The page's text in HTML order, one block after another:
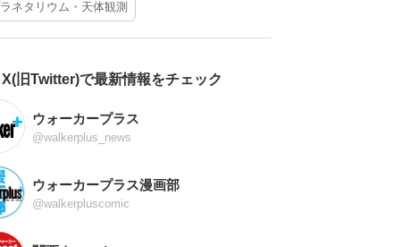
ネタリウム・天体観測
X(旧Twitter)で最新情報をチェック
ウォーカープラス
@walkerplus_news
ウォーカープラス漫画部
@walkerpluscomic